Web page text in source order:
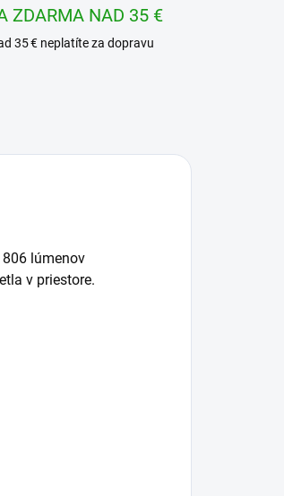
ZDARMA NAD 35 €
35 € neplatíte za dopravu
lúmenov
v priestore.